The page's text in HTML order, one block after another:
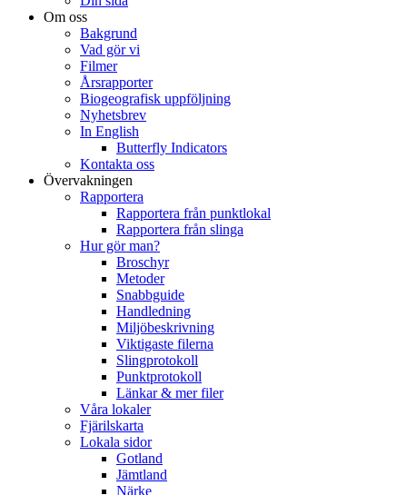
Om oss
Bakgrund
Vad gör vi
Filmer
Årsrapporter
Biogeografisk uppföljning
Nyhetsbrev
In English
Butterfly Indicators
Kontakta oss
Övervakningen
Rapportera
Rapportera från punktlokal
Rapportera från slinga
Hur gör man?
Broschyr
Metoder
Snabbguide
Handledning
Miljöbeskrivning
Viktigaste filerna
Slingprotokoll
Punktprotokoll
Länkar & mer filer
Våra lokaler
Fjärilskarta
Lokala sidor
Gotland
Jämtland
Närke